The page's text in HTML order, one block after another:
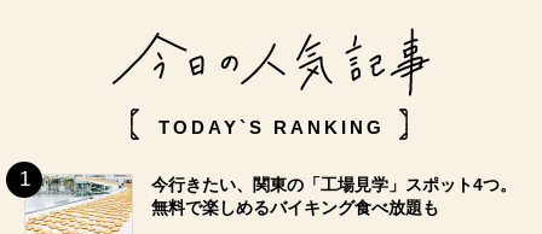
TODAY`S RANKING
今行きたい、関東の「工場見学」スポット4つ。
無料で楽しめるバイキング食べ放題も